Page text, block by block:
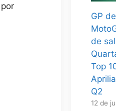
GP
de
Top
Q2
12 de